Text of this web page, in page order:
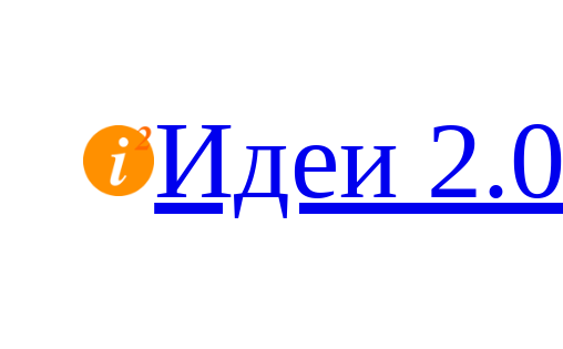
Идеи 2.0